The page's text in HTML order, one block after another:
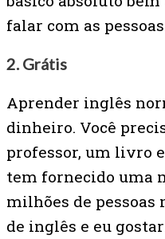
falar com as
2. Grátis
Aprender inglês
dinheiro. Você
professor, um livro
tem fornecido uma
milhões de
de inglês e eu